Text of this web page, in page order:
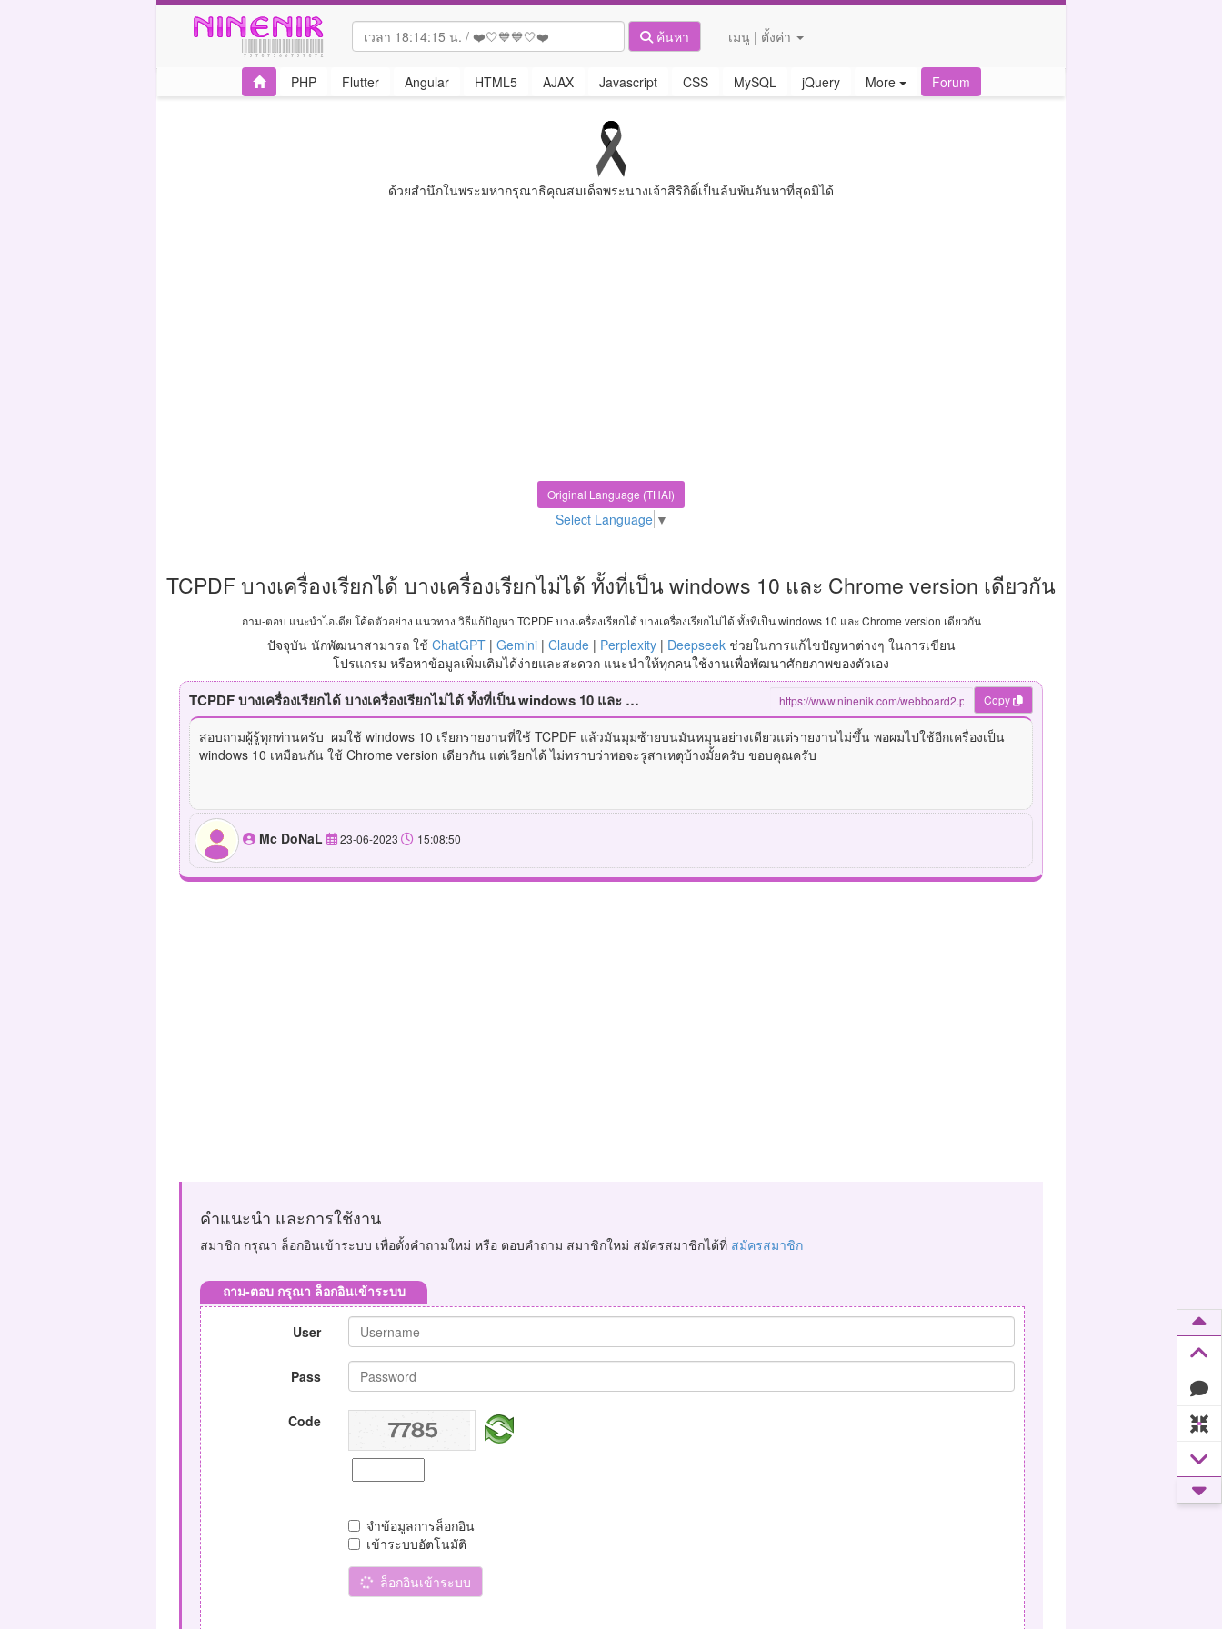
ค้นหา เมนู | ตั้งค่า
PHP Flutter Angular HTML5 AJAX Javascript CSS MySQL jQuery More Forum
ด้วยสํานึกในพระมหากรุณาธิคุณสมเด็จพระนางเจ้าสิริกิติ์เป็นล้นพ้นอันหาที่สุดมิได้
Original Language (THAI)
Select Language ▼
TCPDF บางเครื่องเรียกได้ บางเครื่องเรียกไม่ได้ ทั้งที่เป็น windows 10 และ Chrome version เดียวกัน
ถาม-ตอบ แนะนำไอเดีย โค้ดตัวอย่าง แนวทาง วิธีแก้ปัญหา TCPDF บางเครื่องเรียกได้ บางเครื่องเรียกไม่ได้ ทั้งที่เป็น windows 10 และ Chrome version เดียวกัน
ปัจจุบัน นักพัฒนาสามารถ ใช้ ChatGPT| Gemini| Claude| Perplexity| Deepseekช่วยในการแก้ไขปัญหาต่างๆ ในการเขียน
โปรแกรม หรือหาข้อมูลเพิ่มเติมได้ง่ายและสะดวก แนะนำให้ทุกคนใช้งานเพื่อพัฒนาศักยภาพของตัวเอง
TCPDF บางเครื่องเรียกได้ บางเครื่องเรียกไม่ได้ ทั้งที่เป็น windows 10 และ Chrome version เดียวกัน Copy
สอบถามผู้รู้ทุกท่านครับ ผมใช้ windows 10 เรียกรายงานที่ใช้ TCPDF แล้วมันมุมซ้ายบนมันหมุนอย่างเดียวแต่รายงานไม่ขึ้น พอผมไปใช้อีกเครื่องเป็น
windows 10 เหมือนกัน ใช้ Chrome version เดียวกัน แต่เรียกได้ ไม่ทราบว่าพอจะรูสาเหตุบ้างมั้ยครับ ขอบคุณครับ
Mc DoNaL 23-06-2023 15:08:50
คำแนะนำ และการใช้งาน
สมาชิก กรุณา ล็อกอินเข้าระบบ เพื่อตั้งคำถามใหม่ หรือ ตอบคำถาม สมาชิกใหม่ สมัครสมาชิกได้ที่ สมัครสมาชิก
ถาม-ตอบ กรุณา ล็อกอินเข้าระบบ
User
Pass
Code
จำข้อมูลการล็อกอิน
เข้าระบบอัตโนมัติ
ล็อกอินเข้าระบบ